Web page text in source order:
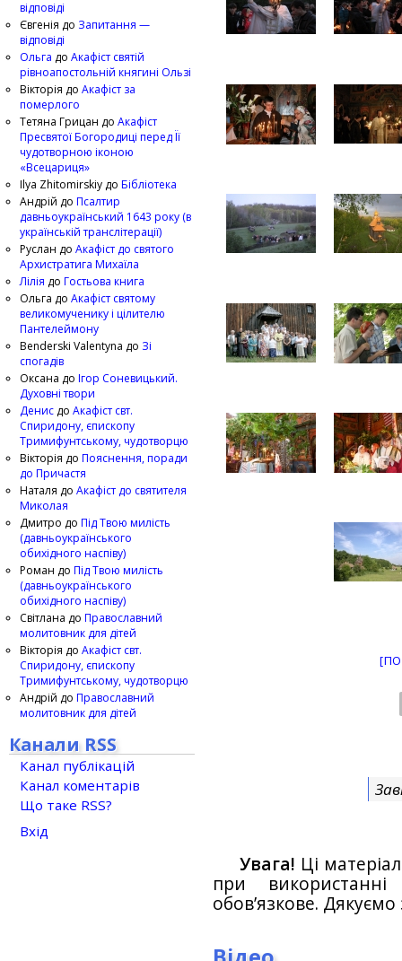
Увага! Ці
при
обов’язкове.
відповіді
Євгенія до Запитання —
відповіді
Ольга до Акафіст святій
рівноапостольній княгині Ользі
Вікторія до Акафіст за
померлого
Тетяна Грицан до Акафіст
Пресвятої Богородиці перед Її
чудотворною іконою
«Всецариця»
Ilya Zhitomirskiy до Бібліотека
Андрій до Псалтир
давньоукраїнський 1643 року (в
українській транслітерації)
Руслан до Акафіст до святого
Архистратига Михаїла
Лілія до Гостьова книга
Ольга до Акафіст святому
великомученику і цілителю
Пантелеймону
Benderski Valentyna до Зі
спогадів
Оксана до Ігор Соневицький.
Духовні твори
Денис до Акафіст свт.
Спиридону, єпископу
Тримифунтському, чудотворцю
Вікторія до Пояснення, поради
до Причастя
Наталя до Акафіст до святителя
Миколая
Дмитро до Під Твою милість
(давньоукраїнського
обихідного наспіву)
Роман до Під Твою милість
(давньоукраїнського
обихідного наспіву)
Світлана до Православний
молитовник для дітей
Вікторія до Акафіст свт.
Спиридону, єпископу
Тримифунтському, чудотворцю
Андрій до Православний
молитовник для дітей
Канали RSS
Канал публікацій
Канал коментарів
Що таке RSS?
Вхід